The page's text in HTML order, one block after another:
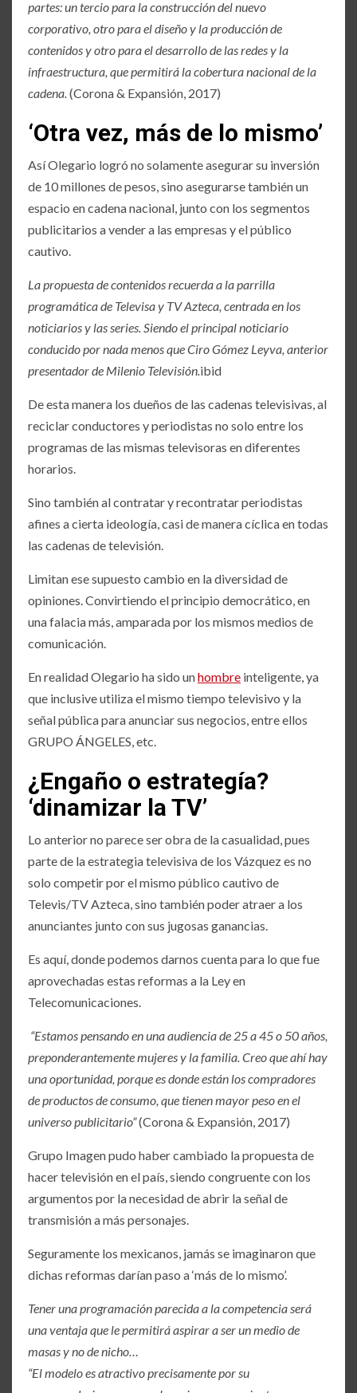
partes: un tercio para la construcción del nuevo
corporativo, otro para el diseño y la producción de
contenidos y otro para el desarrollo de las redes y la
infraestructura, que permitirá la cobertura nacional de la
cadena.(Corona & Expansión, 2017)
‘Otra vez, más de lo mismo’
Así Olegario logró no solamente asegurar su inversión
de 10 millones de pesos, sino asegurarse también un
espacio en cadena nacional, junto con los segmentos
publicitarios a vender a las empresas y el público
cautivo.
La propuesta de contenidos recuerda a la parrilla
programática de Televisa y TV Azteca, centrada en los
noticiarios y las series. Siendo el principal noticiario
conducido por nada menos que Ciro Gómez Leyva, anterior
presentador de Milenio Televisión.ibid
De esta manera los dueños de las cadenas televisivas, al
reciclar conductores y periodistas no solo entre los
programas de las mismas televisoras en diferentes
horarios.
Sino también al contratar y recontratar periodistas
afines a cierta ideología, casi de manera cíclica en todas
las cadenas de televisión.
Limitan ese supuesto cambio en la diversidad de
opiniones. Convirtiendo el principio democrático, en
una falacia más, amparada por los mismos medios de
comunicación.
En realidad Olegario ha sido unhombre inteligente, ya
que inclusive utiliza el mismo tiempo televisivo y la
señal pública para anunciar sus negocios, entre ellos
GRUPO ÁNGELES, etc.
¿Engaño o estrategía?
‘dinamizar la TV’
Lo anterior no parece ser obra de la casualidad, pues
parte de la estrategia televisiva de los Vázquez es no
solo competir por el mismo público cautivo de
Televis/TV Azteca, sino también poder atraer a los
anunciantes junto con sus jugosas ganancias.
Es aquí, donde podemos darnos cuenta para lo que fue
aprovechadas estas reformas a la Ley en
Telecomunicaciones.
“Estamos pensando en una audiencia de 25 a 45 o 50 años,
preponderantemente mujeres y la familia. Creo que ahí hay
una oportunidad, porque es donde están los compradores
de productos de consumo, que tienen mayor peso en el
universo publicitario”(Corona & Expansión, 2017)
Grupo Imagen pudo haber cambiado la propuesta de
hacer televisión en el país, siendo congruente con los
argumentos por la necesidad de abrir la señal de
transmisión a más personajes.
Seguramente los mexicanos, jamás se imaginaron que
dichas reformas darían paso a ‘más de lo mismo’.
Tener una programación parecida a la competencia será
una ventaja que le permitirá aspirar a ser un medio de
masas y no de nicho…
“El modelo es atractivo precisamente por su